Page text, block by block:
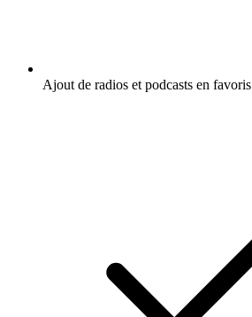
Ajout de radios et podcasts en favoris